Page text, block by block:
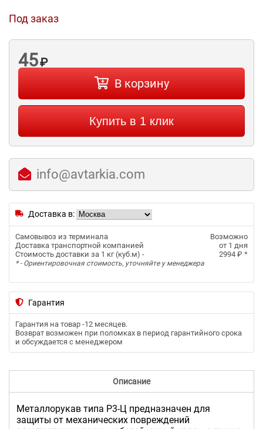
Под заказ
45₽
В корзину
Купить в 1 клик
info@avtarkia.com
Доставка в:
Самовывоз из терминала
Возможно
Доставка транспортной компанией
от 1 дня
Стоимость доставки за 1 кг (куб.м) -
2994 ₽ *
* - Ориентировочная стоимость, уточняйте у менеджера
Гарантия
Гарантия на товар -12 месяцев.
Возврат возможен при поломках в период гарантийного срока
и обсуждается с менеджером
Описание
Металлорукав типа Р3-Ц предназначен для
защиты от механических повреждений